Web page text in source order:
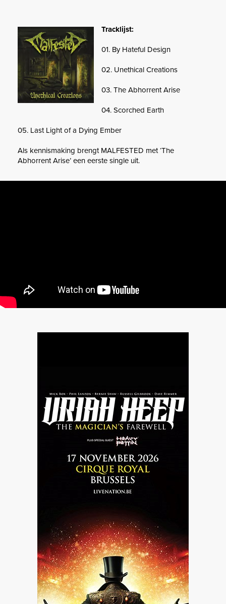
Tracklijst:
01. By Hateful Design
02. Unethical Creations
03. The Abhorrent Arise
04. Scorched Earth
05. Last Light of a Dying Ember
Als kennismaking brengt MALFESTED met ‘The
Abhorrent Arise’ een eerste single uit.